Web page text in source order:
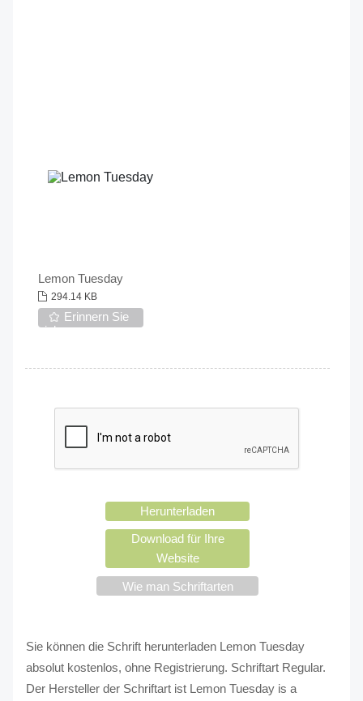
Lemon Tuesday
294.14 KB
Erinnern Sie
sich an
Herunterladen
Download für Ihre
Website
Wie man Schriftarten
Sie können die Schrift herunterladen Lemon Tuesday
absolut kostenlos, ohne Registrierung. Schriftart Regular.
Der Hersteller der Schriftart ist Lemon Tuesday is a